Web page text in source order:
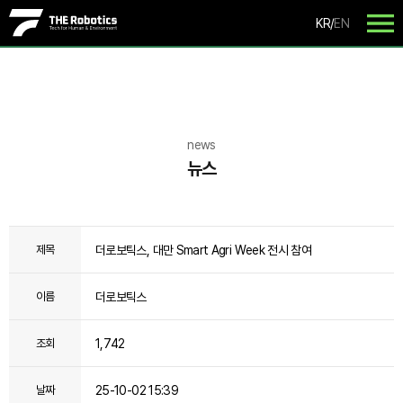
KR/EN
news
뉴스
제목 더로보틱스, 대만 Smart Agri Week 전시 참여
이름 더로보틱스
조회 1,742
날짜 25-10-02 15:39